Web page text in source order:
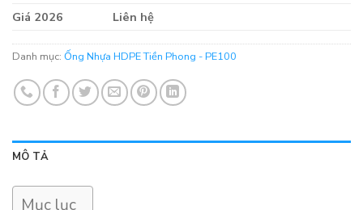
Giá 2026
Liên hệ
Danh mục: Ống Nhựa HDPE Tiền Phong - PE100
MÔ TẢ
Mục lục